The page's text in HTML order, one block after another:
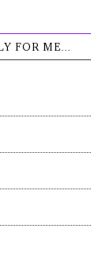
FOR ME…